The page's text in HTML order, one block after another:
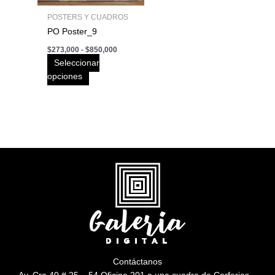
POSTERS Y CUADROS
PO Poster_9
$273,000 - $850,000
Seleccionar
opciones
pueden
elegir
la
página
Contáctanos